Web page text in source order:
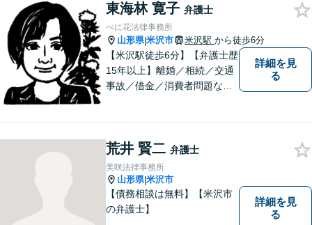
東海林 寛子 弁護士
べに花法律事務所
山形県|米沢市 米沢駅 から徒歩6分
【米沢駅徒歩6分】【弁護士歴
15年以上】離婚／相続／交通
事故／借金／消費者問題な
詳細を見
る
荒井 賢二 弁護士
美咲法律事務所
山形県|米沢市
【債務相談は無料】【米沢市
の弁護士】
詳細を見
る